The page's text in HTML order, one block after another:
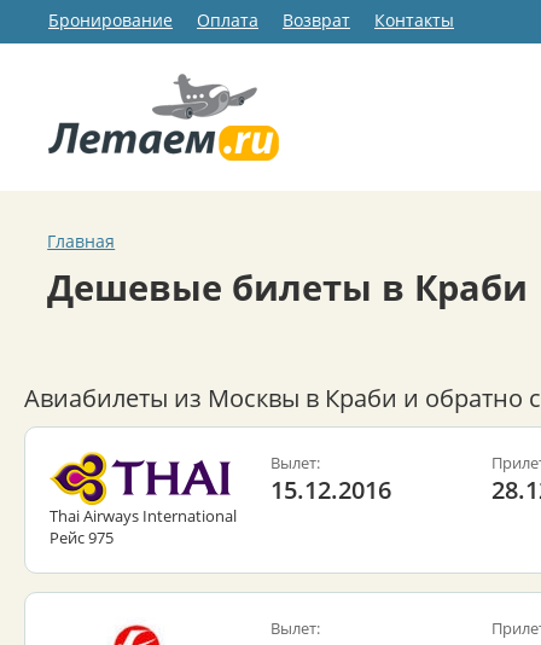
Бронирование Оплата Возврат Контакты
Главная
Дешевые билеты в Краби
Авиабилеты из Москвы в Краби и обратно
Thai Airways International
Рейс 975
Вылет:
15.12.2016
Вылет: